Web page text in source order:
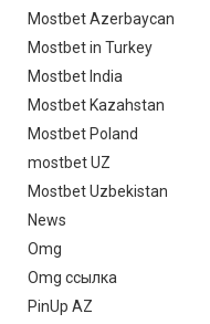
Mostbet Azerbaycan
Mostbet in Turkey
Mostbet India
Mostbet Kazahstan
Mostbet Poland
mostbet UZ
Mostbet Uzbekistan
News
Omg
Omg ссылка
PinUp AZ